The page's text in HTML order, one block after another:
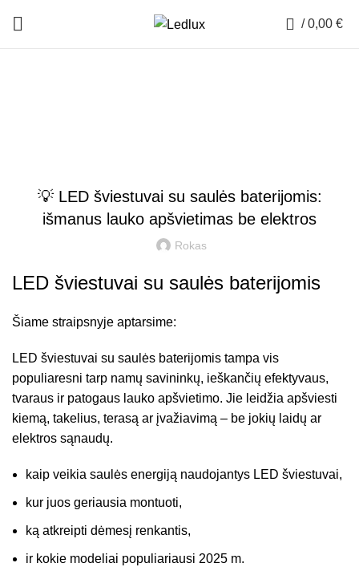
/ 0,00 €
💡 LED šviestuvai su saulės baterijomis:
išmanus lauko apšvietimas be elektros
Rokas
LED šviestuvai su saulės baterijomis
Šiame straipsnyje aptarsime:
LED šviestuvai su saulės baterijomis tampa vis
populiaresni tarp namų savininkų, ieškančių efektyvaus,
tvaraus ir patogaus lauko apšvietimo. Jie leidžia apšviesti
kiemą, takelius, terasą ar įvažiavimą – be jokių laidų ar
elektros sąnaudų.
kaip veikia saulės energiją naudojantys LED šviestuvai,
kur juos geriausia montuoti,
ką atkreipti dėmesį renkantis,
ir kokie modeliai populiariausi 2025 m.